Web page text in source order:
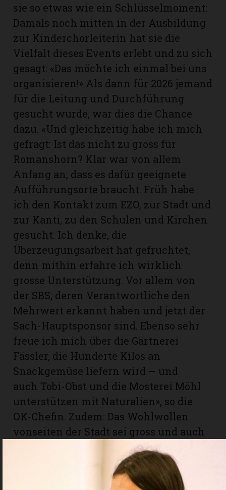
sie so etwas wie ein Schlüsselmoment:
Damals noch mitten in der Ausbildung
zur Kinderchorleiterin hat sie die
Vielfalt dieses Events erlebt und zu sich
gesagt: «Das möchte ich einmal bei uns
organisieren!» Als dann für 2026 jemand
für die Leitung und Durchführung
gesucht wurde, war dies die Chance
dazu. «Und gleichzeitig habe ich mich
gefragt: Ist das nicht zu gross für
Romanshorn? Klar war von allem
Anfang an, dass es dafür geeignete
Aufführungsorte braucht. Früh habe
ich den Kontakt zum EZO, zur Stadt und
zur Kanti, zu den Schulen und Kirchen
gesucht. Ich denke, die
Überzeugungsarbeit hat gefruchtet,
denn mithin erfahre ich wirklich
grosse Unterstützung. Vor allem von
der SBS, deren Verantwortliche den
Mehrwert erkannt haben und jetzt der
Sach-Hauptsponsor sind. Ebenso sehr
freue ich mich über die Gärtnerei
Fässler, die Hunderte Kilos an
Snackgemüse liefern wird – und
auch Tobi-Obst und die Mosterei Möhl
unterstützen mit Naturalien», so die
OK-Chefin. Zudem: Das Wohlwollen
vonseiten der Stadt sei gross und auch
die Schule und das Kino stellen ihre
Räume unentgeltlich zur Verfügung.
Für alle Beteiligten sei klar, dass dieser